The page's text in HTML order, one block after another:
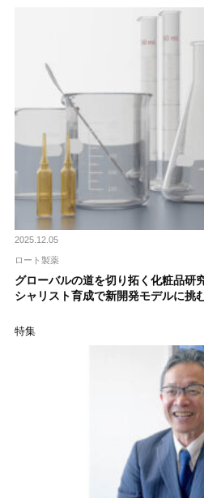
2025.12.05
ロート製薬
グローバルの道を切り拓く化粧品
シャリスト育成で新開発モデルに挑
特集